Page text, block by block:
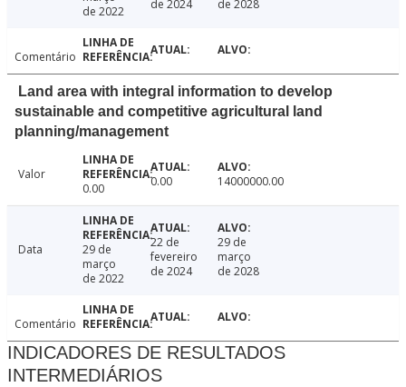
de 2022
de 2024 de 2028
Comentário
Land area with integral information to develop
sustainable and competitive agricultural land
planning/management
Valor
0.00
0.00 14000000.00
Data
29 de
março
de 2022
22 de
fevereiro
de 2024
29 de
março
de 2028
Comentário
INDICADORES DE RESULTADOS
INTERMEDIÁRIOS